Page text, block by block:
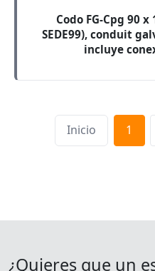
Codo FG-Cpg 90
SEDE99), conduit
incluye
Inicio 1
¿Quieres que un